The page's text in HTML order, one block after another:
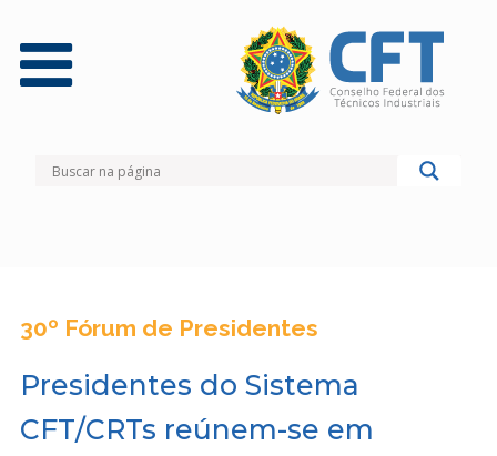
30º Fórum de Presidentes
Presidentes do Sistema
CFT/CRTs reúnem-se em